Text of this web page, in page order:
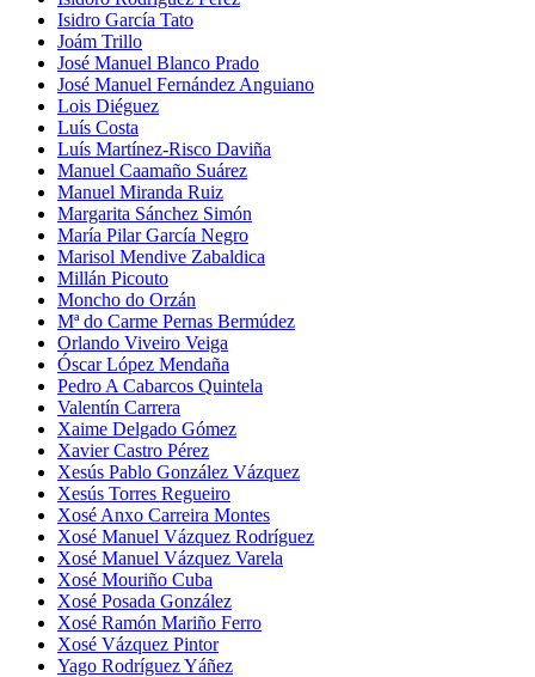
Isidro García Tato
Joám Trillo
José Manuel Blanco Prado
José Manuel Fernández Anguiano
Lois Diéguez
Luís Costa
Luís Martínez-Risco Daviña
Manuel Caamaño Suárez
Manuel Miranda Ruiz
Margarita Sánchez Simón
María Pilar García Negro
Marisol Mendive Zabaldica
Millán Picouto
Moncho do Orzán
Mª do Carme Pernas Bermúdez
Orlando Viveiro Veiga
Óscar López Mendaña
Pedro A Cabarcos Quintela
Valentín Carrera
Xaime Delgado Gómez
Xavier Castro Pérez
Xesús Pablo González Vázquez
Xesús Torres Regueiro
Xosé Anxo Carreira Montes
Xosé Manuel Vázquez Rodríguez
Xosé Manuel Vázquez Varela
Xosé Mouriño Cuba
Xosé Posada González
Xosé Ramón Mariño Ferro
Xosé Vázquez Pintor
Yago Rodríguez Yáñez